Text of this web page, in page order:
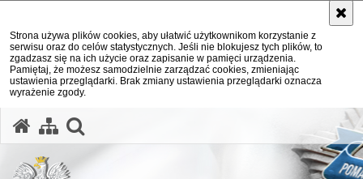
Strona używa plików cookies, aby ułatwić użytkownikom korzystanie z
serwisu oraz do celów statystycznych. Jeśli nie blokujesz tych plików, to
zgadzasz się na ich użycie oraz zapisanie w pamięci urządzenia.
Pamiętaj, że możesz samodzielnie zarządzać cookies, zmieniając
ustawienia przeglądarki. Brak zmiany ustawienia przeglądarki oznacza
wyrażenie zgody.